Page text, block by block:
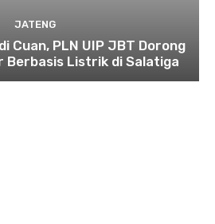
JATENG
Cuan, PLN UIP JBT Dorong
Berbasis Listrik di Salatiga